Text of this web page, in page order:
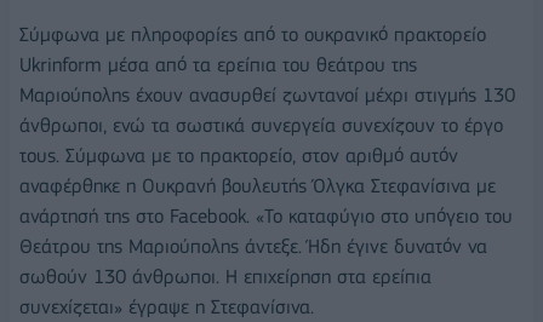
Σύμφωνα με πληροφορίες από το ουκρανικό πρακτορείο
Ukrinform μέσα από τα ερείπια του θεάτρου της
Μαριούπολης έχουν ανασυρθεί ζωντανοί μέχρι στιγμής 130
άνθρωποι, ενώ τα σωστικά συνεργεία συνεχίζουν το έργο
τους. Σύμφωνα με το πρακτορείο, στον αριθμό αυτόν
αναφέρθηκε η Ουκρανή βουλευτής Όλγκα Στεφανίσινα με
ανάρτησή της στο Facebook. «Το καταφύγιο στο υπόγειο του
Θεάτρου της Μαριούπολης άντεξε. Ήδη έγινε δυνατόν να
σωθούν 130 άνθρωποι. Η επιχείρηση στα ερείπια
συνεχίζεται» έγραψε η Στεφανίσινα.